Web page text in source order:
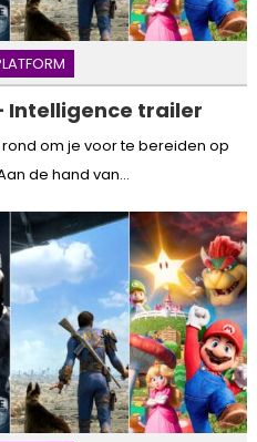
Intelligence trailer
om je voor te bereiden op
de hand van...